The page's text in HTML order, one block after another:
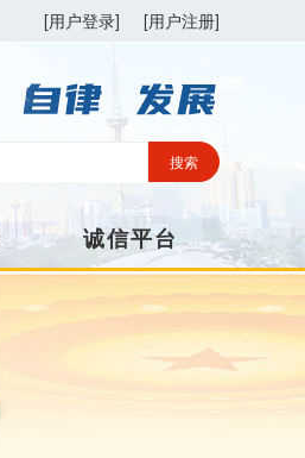
[用户注册]
[用户登录]
诚信平台